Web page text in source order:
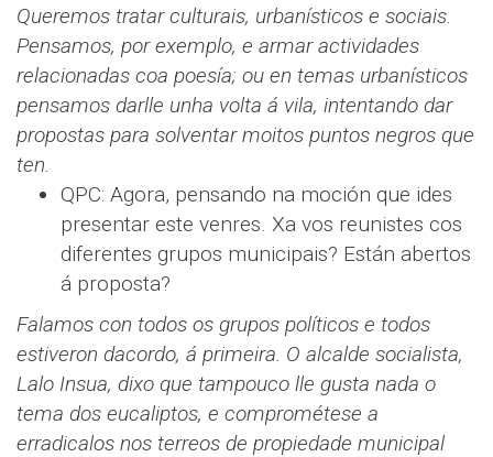
Queremos tratar culturais, urbanísticos e sociais.
Pensamos, por exemplo, e armar actividades
relacionadas coa poesía; ou en temas urbanísticos
pensamos darlle unha volta á vila, intentando dar
propostas para solventar moitos puntos negros que
ten.
QPC: Agora, pensando na moción que ides
presentar este venres. Xa vos reunistes cos
diferentes grupos municipais? Están abertos
á proposta?
Falamos con todos os grupos políticos e todos
estiveron dacordo, á primeira. O alcalde socialista,
Lalo Insua, dixo que tampouco lle gusta nada o
tema dos eucaliptos, e comprométese a
erradicalos nos terreos de propiedade municipal